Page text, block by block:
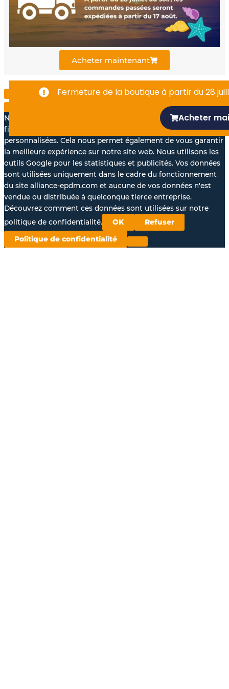
o
o
k
-
b
e
d
i
n
Acheter maintenant
Fermeture de la boutique à partir du 28
Acheter
Nous aimerions avec votre accord, utiliser vos données à des
fins statistiques et pour vous proposer des annonces
personnalisées. Cela nous permet également de vous garantir
la meilleure expérience sur notre site web. Nous utilisons les
outils Google pour les statistiques et publicités. Vos données
sont utilisées uniquement dans le cadre du fonctionnement
du site alliance-epdm.com et aucune de vos données n'est
vendue ou distribuée à quelconque tierce entreprise.
Découvrez comment ces données sont utilisées sur notre
politique de confidentialité.
OK Refuser
Politique de confidentialité